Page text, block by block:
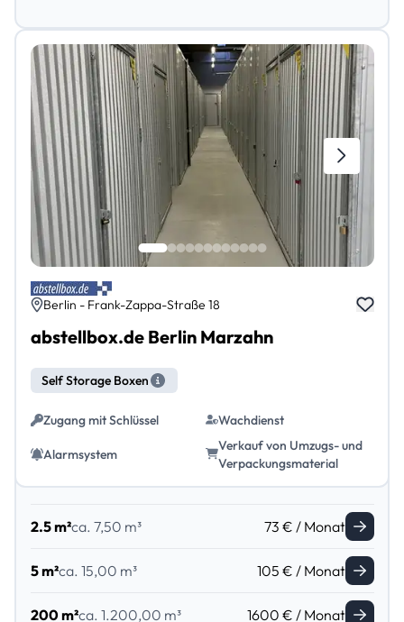
Berlin - Frank-Zappa-Straße 18
abstellbox.de Berlin Marzahn
Self Storage Boxen
Zugang mit Schlüssel Wachdienst
Alarmsystem
Verkauf von Umzugs- und
Verpackungsmaterial
2.5 m²ca. 7,50 m³ 73 € / Monat
5 m²ca. 15,00 m³ 105 € / Monat
200 m²ca. 1.200,00 m³ 1600 € / Monat